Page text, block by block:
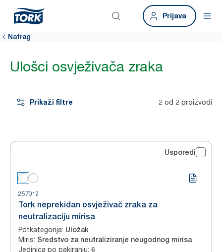
Prijava
Natrag
Ulošci osvježivača zraka
Prikaži filtre 2 od 2 proizvodi
Usporedi
257012
Tork neprekidan osvježivač zraka za
neutralizaciju mirisa
Potkategorija: Uložak
Miris: Sredstvo za neutraliziranje neugodnog mirisa
Jedinica po pakiranju: 6